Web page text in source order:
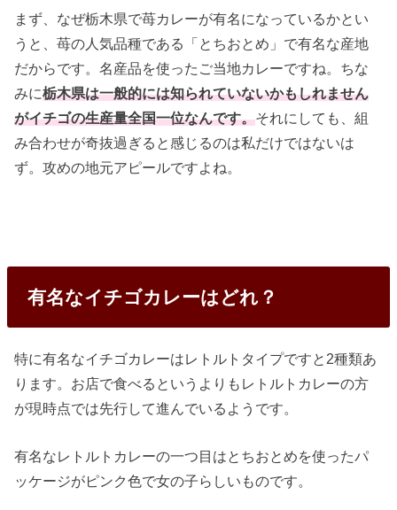
まず、なぜ栃木県で苺カレーが有名になっているかとい
うと、苺の人気品種である「とちおとめ」で有名な産地
だからです。名産品を使ったご当地カレーですね。ちな
みに栃木県は一般的には知られていないかもしれません
がイチゴの生産量全国一位なんです。それにしても、組
み合わせが奇抜過ぎると感じるのは私だけではないは
ず。攻めの地元アピールですよね。
有名なイチゴカレーはどれ？
特に有名なイチゴカレーはレトルトタイプですと2種類あ
ります。お店で食べるというよりもレトルトカレーの方
が現時点では先行して進んでいるようです。
有名なレトルトカレーの一つ目はとちおとめを使ったパ
ッケージがピンク色で女の子らしいものです。